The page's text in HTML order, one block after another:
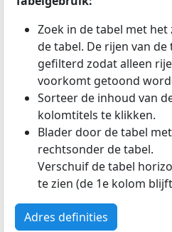
Zoek in de tabel met
de tabel. De rijen van
gefilterd zodat alleen
voorkomt getoond
Sorteer de inhoud van
kolomtitels te klikken.
Blader door de tabel
rechtsonder de tabel.
Verschuif de tabel
te zien (de 1e kolom
Adres definities